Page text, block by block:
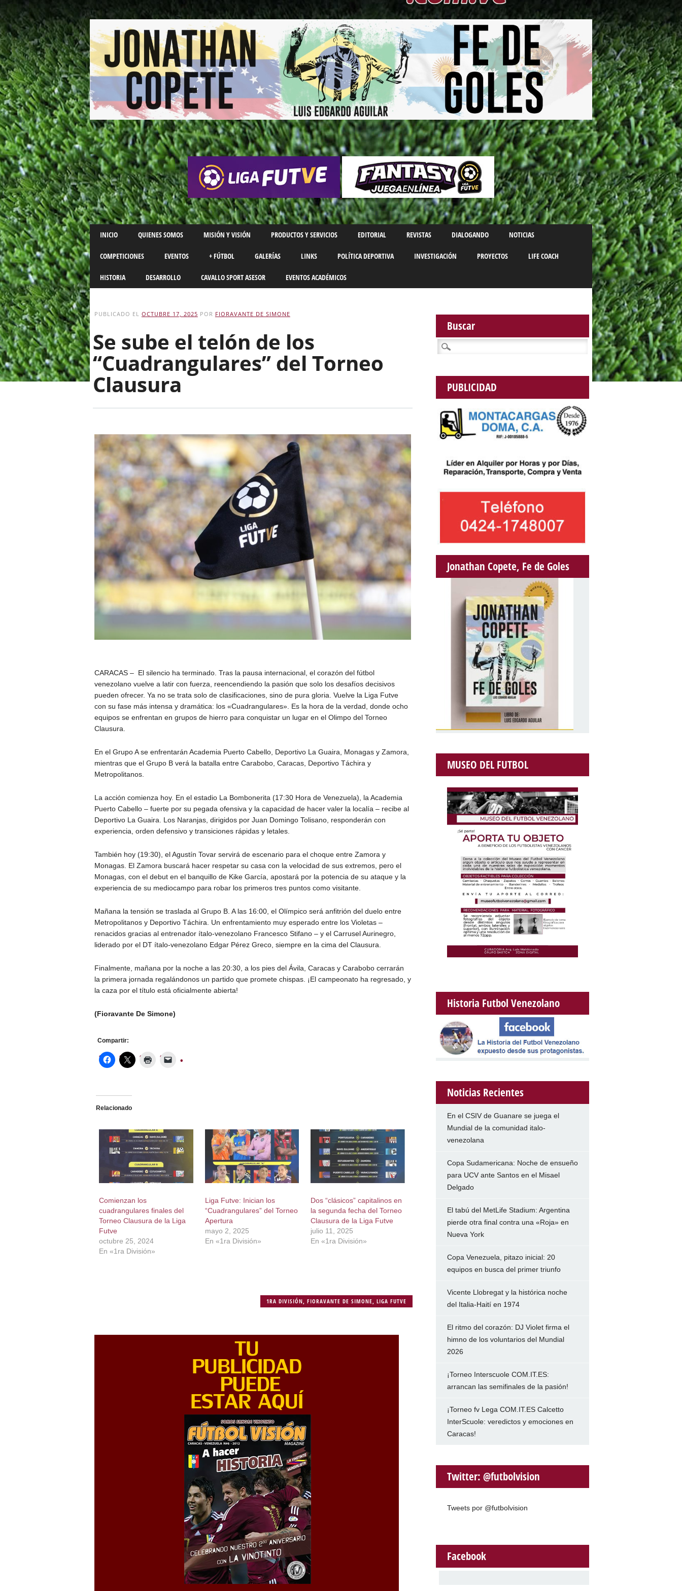
Main menu
Skip
to
content
INICIO QUIENES SOMOS MISIÓN Y VISIÓN PRODUCTOS Y SERVICIOS EDITORIAL REVISTAS DIALOGANDO NOTICIAS
COMPETICIONES EVENTOS + FÚTBOL GALERÍAS LINKS POLÍTICA DEPORTIVA INVESTIGACIÓN PROYECTOS LIFE COACH
HISTORIA DESARROLLO CAVALLO SPORT ASESOR EVENTOS ACADÉMICOS
PUBLICADO EL OCTUBRE 17, 2025 POR FIORAVANTE DE SIMONE
Se sube el telón de los
“Cuadrangulares” del Torneo
Clausura
CARACAS – El silencio ha terminado. Tras la pausa internacional, el corazón del fútbol
venezolano vuelve a latir con fuerza, reencendiendo la pasión que solo los desafíos decisivos
pueden ofrecer. Ya no se trata solo de clasificaciones, sino de pura gloria. Vuelve la Liga Futve
con su fase más intensa y dramática: los «Cuadrangulares». Es la hora de la verdad, donde ocho
equipos se enfrentan en grupos de hierro para conquistar un lugar en el Olimpo del Torneo
Clausura.
En el Grupo A se enfrentarán Academia Puerto Cabello, Deportivo La Guaira, Monagas y Zamora,
mientras que el Grupo B verá la batalla entre Carabobo, Caracas, Deportivo Táchira y
Metropolitanos.
La acción comienza hoy. En el estadio La Bombonerita (17:30 Hora de Venezuela), la Academia
Puerto Cabello – fuerte por su pegada ofensiva y la capacidad de hacer valer la localía – recibe al
Deportivo La Guaira. Los Naranjas, dirigidos por Juan Domingo Tolisano, responderán con
experiencia, orden defensivo y transiciones rápidas y letales.
También hoy (19:30), el Agustín Tovar servirá de escenario para el choque entre Zamora y
Monagas. El Zamora buscará hacer respetar su casa con la velocidad de sus extremos, pero el
Monagas, con el debut en el banquillo de Kike García, apostará por la potencia de su ataque y la
experiencia de su mediocampo para robar los primeros tres puntos como visitante.
Mañana la tensión se traslada al Grupo B. A las 16:00, el Olímpico será anfitrión del duelo entre
Metropolitanos y Deportivo Táchira. Un enfrentamiento muy esperado entre los Violetas –
renacidos gracias al entrenador ítalo-venezolano Francesco Stifano – y el Carrusel Aurinegro,
liderado por el DT ítalo-venezolano Edgar Pérez Greco, siempre en la cima del Clausura.
Finalmente, mañana por la noche a las 20:30, a los pies del Ávila, Caracas y Carabobo cerrarán
la primera jornada regalándonos un partido que promete chispas. ¡El campeonato ha regresado, y
la caza por el título está oficialmente abierta!
(Fioravante De Simone)
Compartir:
Relacionado
Comienzan los
cuadrangulares finales del
Torneo Clausura de la Liga
Futve
octubre 25, 2024
En «1ra División»
Liga Futve: Inician los
“Cuadrangulares” del Torneo
Apertura
mayo 2, 2025
En «1ra División»
Dos “clásicos” capitalinos en
la segunda fecha del Torneo
Clausura de la Liga Futve
julio 11, 2025
En «1ra División»
1RA DIVISIÓN,FIORAVANTE DE SIMONE,LIGA FUTVE
Buscar
Buscar:
PUBLICIDAD
Jonathan Copete, Fe de Goles
MUSEO DEL FUTBOL
Historia Futbol Venezolano
Noticias Recientes
En el CSIV de Guanare se juega el
Mundial de la comunidad italo-
venezolana
Copa Sudamericana: Noche de ensueño
para UCV ante Santos en el Misael
Delgado
El tabú del MetLife Stadium: Argentina
pierde otra final contra una «Roja» en
Nueva York
Copa Venezuela, pitazo inicial: 20
equipos en busca del primer triunfo
Vicente Llobregat y la histórica noche
del Italia-Haití en 1974
El ritmo del corazón: DJ Violet firma el
himno de los voluntarios del Mundial
2026
¡Torneo Interscuole COM.IT.ES:
arrancan las semifinales de la pasión!
¡Torneo fv Lega COM.IT.ES Calcetto
InterScuole: veredictos y emociones en
Caracas!
Twitter: @futbolvision
Tweets por @futbolvision
Facebook